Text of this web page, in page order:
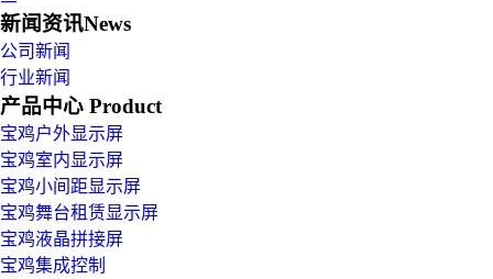
新闻资讯News
公司新闻
行业新闻
产品中心 Product
宝鸡户外显示屏
宝鸡室内显示屏
宝鸡小间距显示屏
宝鸡舞台租赁显示屏
宝鸡液晶拼接屏
宝鸡集成控制